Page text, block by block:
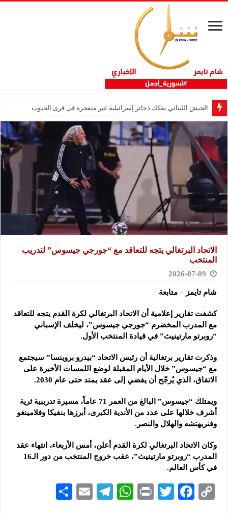
الجيش اللبناني يفكك ذخائر إسرائيلية غير منفجرة في قرى الجنوب
الاتحاد البرتغالي يتجه للتعاقد مع “جورجي جيسوس” لتدريب
المنتخب
2026-07-09
شام تايمز – متابعة
كشفت تقارير إعلامية أن الاتحاد البرتغالي لكرة القدم يتجه للتعاقد
مع المدرب المخضرم “جورجي جيسوس”، ليخلف الإسباني
“روبرتو مارتينيث” في قيادة المنتخب الأول.
وذكرت تقارير برتغالية أن رئيس الاتحاد “بيدرو بروينسا” سيجتمع
مع “جيسوس” خلال الأيام المقبلة لوضع اللمسات الأخيرة على
الاتفاق، الذي يُرجّح أن يفضي إلى عقد يمتد حتى عام 2030.
ويمتلك “جيسوس” البالغ من العمر 71 عاماً، مسيرة تدريبية ثرية
أشرف خلالها على عدد من الأندية الكبرى، أبرزها بنفيكا وفلامينغو
وفنربهتشه والهلال والنصر.
وكان الاتحاد البرتغالي لكرة القدم أعلن، أمس الأربعاء، انتهاء عقد
المدرب “روبرتو مارتينيث”، عقب خروج المنتخب من دور الـ16
في كأس العالم.
C
F
T
P
W
Te
E